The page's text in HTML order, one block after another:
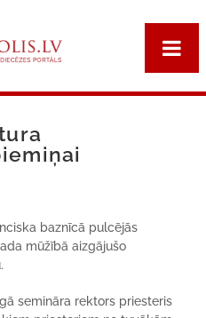
baznīcā pulcējās
mūžībā aizgājušo
semināra rektors priesteris